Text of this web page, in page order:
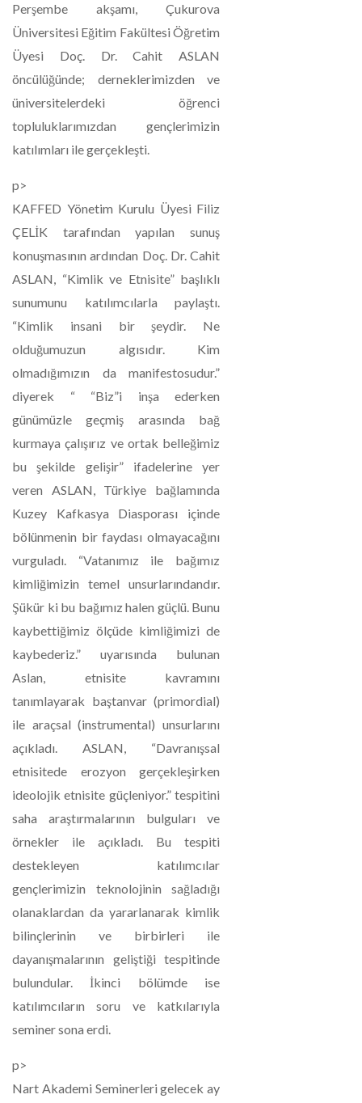
Perşembe akşamı, Çukurova
Üniversitesi Eğitim Fakültesi Öğretim
Üyesi Doç. Dr. Cahit ASLAN
öncülüğünde; derneklerimizden ve
üniversitelerdeki öğrenci
topluluklarımızdan gençlerimizin
katılımları ile gerçekleşti.
p>
KAFFED Yönetim Kurulu Üyesi Filiz
ÇELİK tarafından yapılan sunuş
konuşmasının ardından Doç. Dr. Cahit
ASLAN, “Kimlik ve Etnisite” başlıklı
sunumunu katılımcılarla paylaştı.
“Kimlik insani bir şeydir. Ne
olduğumuzun algısıdır. Kim
olmadığımızın da manifestosudur.”
diyerek “ “Biz”i inşa ederken
günümüzle geçmiş arasında bağ
kurmaya çalışırız ve ortak belleğimiz
bu şekilde gelişir” ifadelerine yer
veren ASLAN, Türkiye bağlamında
Kuzey Kafkasya Diasporası içinde
bölünmenin bir faydası olmayacağını
vurguladı. “Vatanımız ile bağımız
kimliğimizin temel unsurlarındandır.
Şükür ki bu bağımız halen güçlü. Bunu
kaybettiğimiz ölçüde kimliğimizi de
kaybederiz.” uyarısında bulunan
Aslan, etnisite kavramını
tanımlayarak baştanvar (primordial)
ile araçsal (instrumental) unsurlarını
açıkladı. ASLAN, “Davranışsal
etnisitede erozyon gerçekleşirken
ideolojik etnisite güçleniyor.” tespitini
saha araştırmalarının bulguları ve
örnekler ile açıkladı. Bu tespiti
destekleyen katılımcılar
gençlerimizin teknolojinin sağladığı
olanaklardan da yararlanarak kimlik
bilinçlerinin ve birbirleri ile
dayanışmalarının geliştiği tespitinde
bulundular.İkinci bölümde ise
katılımcıların soru ve katkılarıyla
seminer sona erdi.
p>
Nart Akademi Seminerleri gelecek ay